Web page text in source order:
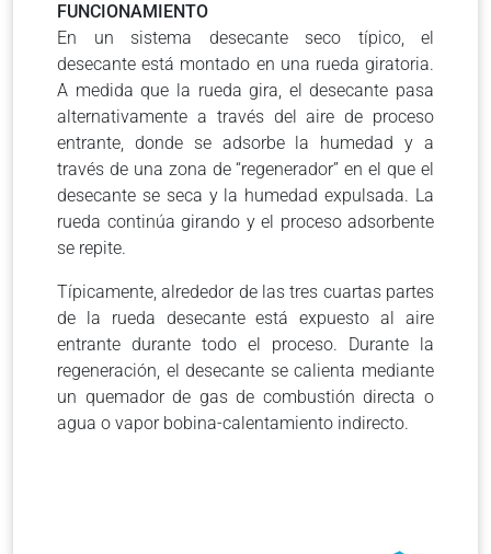
FUNCIONAMIENTO
En un sistema desecante seco típico, el
desecante está montado en una rueda giratoria.
A medida que la rueda gira, el desecante pasa
alternativamente a través del aire de proceso
entrante, donde se adsorbe la humedad y a
través de una zona de “regenerador” en el que el
desecante se seca y la humedad expulsada. La
rueda continúa girando y el proceso adsorbente
se repite.
Típicamente, alrededor de las tres cuartas partes
de la rueda desecante está expuesto al aire
entrante durante todo el proceso. Durante la
regeneración, el desecante se calienta mediante
un quemador de gas de combustión directa o
agua o vapor bobina-calentamiento indirecto.